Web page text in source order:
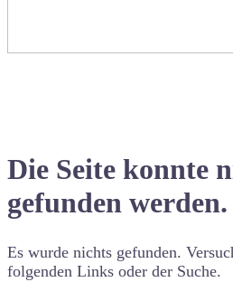
Die Seite konnte
gefunden werden.
Es wurde nichts gefunden.
folgenden Links oder der Suche.